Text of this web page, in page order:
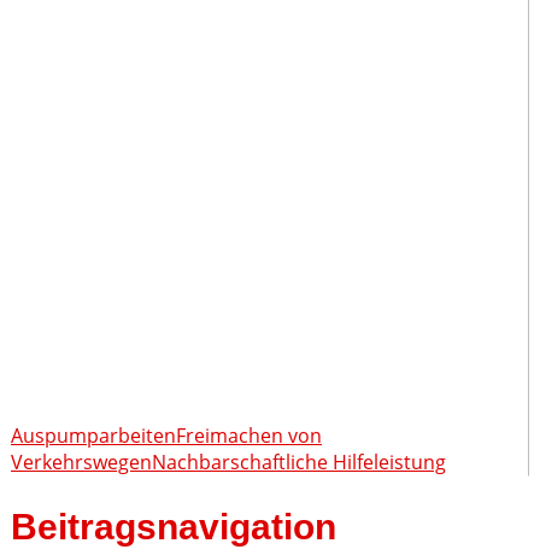
AuspumparbeitenFreimachen von
VerkehrswegenNachbarschaftliche Hilfeleistung
Beitragsnavigation